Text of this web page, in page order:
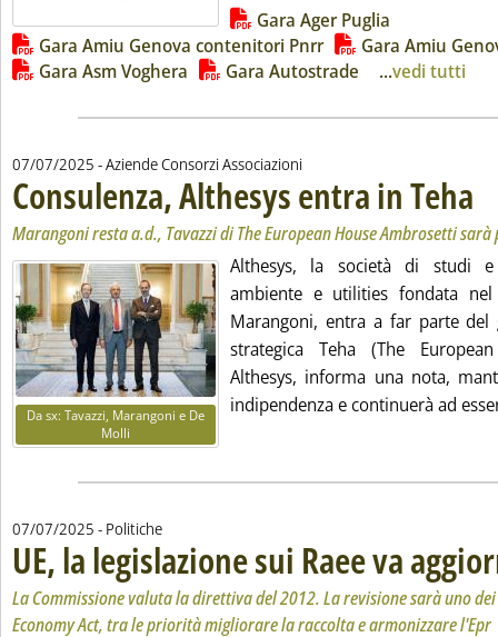
Lista allegati PDF alla notiziaGara Ager Puglia
Gara Amiu Genova contenitori Pnrr
Gara Amiu
Gara Asm Voghera
Gara Autostrade ...vedi tutti
07/07/2025 - Aziende Consorzi Associazioni
Consulenza, Althesys entra in Teha
Marangoni resta a.d., Tavazzi di The European House Ambrosetti sarà
Da sx: Tavazzi, Marangoni e De
Molli
Althesys, la società di studi e
ambiente e utilities fondata
Marangoni, entra a far parte del
strategica Teha (The
Althesys, informa una nota,
indipendenza e continuerà ad
07/07/2025 - Politiche
UE, la legislazione sui Raee va
La Commissione valuta la direttiva del 2012. La revisione sarà uno
Economy Act, tra le priorità migliorare la raccolta e armonizzare l'Epr